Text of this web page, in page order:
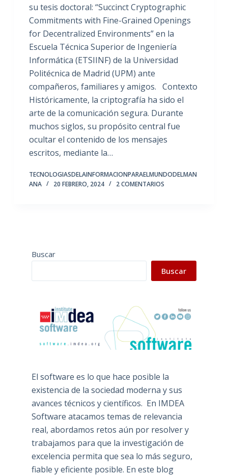
su tesis doctoral: “Succinct Cryptographic
Commitments with Fine-Grained Openings
for Decentralized Environments” en la
Escuela Técnica Superior de Ingeniería
Informática (ETSIINF) de la Universidad
Politécnica de Madrid (UPM) ante
compañeros, familiares y amigos. Contexto
Históricamente, la criptografía ha sido el
arte de la comunicación segura. Durante
muchos siglos, su propósito central fue
ocultar el contenido de los mensajes
escritos, mediante la…
TECNOLOGIASDELAINFORMACIONPARAELMUNDODELMAN
ANA
20 FEBRERO, 2024 2 COMENTARIOS
Buscar
Buscar
El software es lo que hace posible la
existencia de la sociedad moderna y sus
avances técnicos y científicos. En IMDEA
Software atacamos temas de relevancia
real, abordamos retos aún por resolver y
trabajamos para que la investigación de
excelencia permita que sea lo más seguro,
fiable y eficiente posible. En este blog